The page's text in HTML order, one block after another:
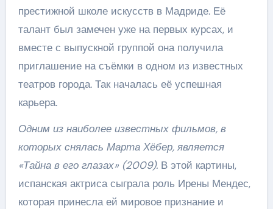
престижной школе искусств в Мадриде. Её
талант был замечен уже на первых курсах, и
вместе с выпускной группой она получила
приглашение на съёмки в одном из известных
театров города. Так началась её успешная
карьера.
Одним из наиболее известных фильмов, в
которых снялась Марта Хёбер, является
«Тайна в его глазах» (2009).В этой картины,
испанская актриса сыграла роль Ирены Мендес,
которая принесла ей мировое признание и